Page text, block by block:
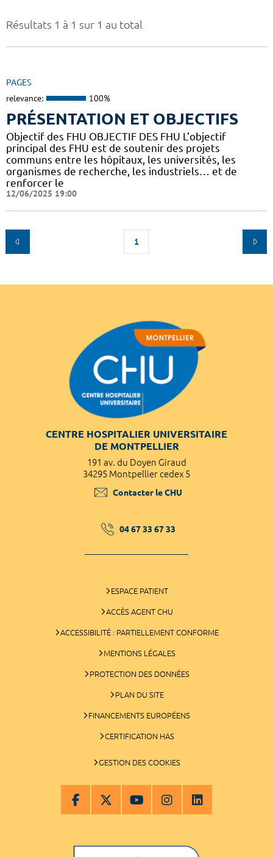
Résultats 1 à 1 sur 1 au total
PAGES
relevance: 100%
PRÉSENTATION ET OBJECTIFS
Objectif des FHU OBJECTIF DES FHU L’objectif
principal des FHU est de soutenir des projets
communs entre les hôpitaux, les universités, les
organismes de recherche, les industriels… et de
renforcer le
12/06/2025 19:00
1
CENTRE HOSPITALIER UNIVERSITAIRE
DE MONTPELLIER
191 av. du Doyen Giraud
34295 Montpellier cedex 5
Contacter le CHU
04 67 33 67 33
ESPACE PATIENT
ACCÈS AGENT CHU
ACCESSIBILITÉ : PARTIELLEMENT CONFORME
MENTIONS LÉGALES
PROTECTION DES DONNÉES
PLAN DU SITE
FINANCEMENTS EUROPÉENS
CERTIFICATION HAS
GESTION DES COOKIES